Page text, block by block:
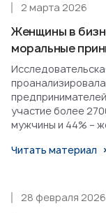
Женщины в
моральные
2 марта 2026
участие более
мужчины и 44% –
Читать материал
28 февраля 2026